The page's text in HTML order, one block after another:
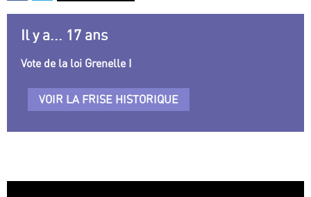
Il y a... 17 ans
Vote de la loi Grenelle I
VOIR LA FRISE HISTORIQUE